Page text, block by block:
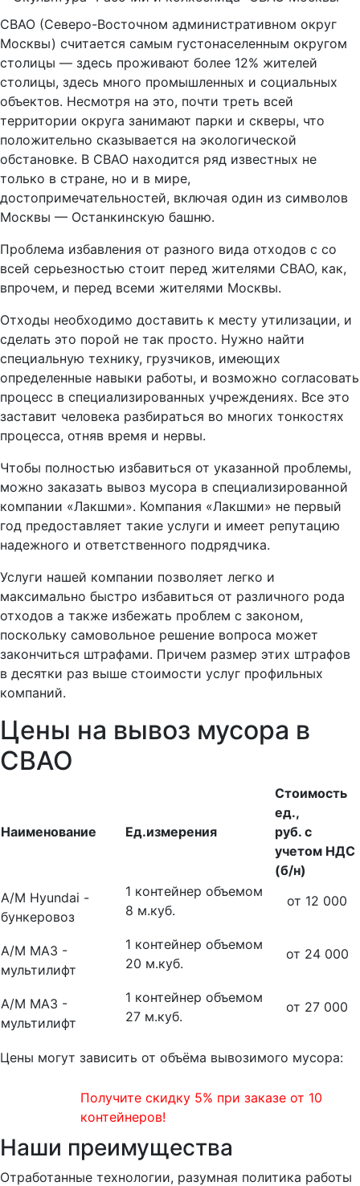
СВАО (Северо-Восточном административном округ
Москвы) считается самым густонаселенным округом
столицы — здесь проживают более 12% жителей
столицы, здесь много промышленных и социальных
объектов. Несмотря на это, почти треть всей
территории округа занимают парки и скверы, что
положительно сказывается на экологической
обстановке. В СВАО находится ряд известных не
только в стране, но и в мире,
достопримечательностей, включая один из символов
Москвы — Останкинскую башню.
Проблема избавления от разного вида отходов с со
всей серьезностью стоит перед жителями СВАО, как,
впрочем, и перед всеми жителями Москвы.
Отходы необходимо доставить к месту утилизации, и
сделать это порой не так просто. Нужно найти
специальную технику, грузчиков, имеющих
определенные навыки работы, и возможно согласовать
процесс в специализированных учреждениях. Все это
заставит человека разбираться во многих тонкостях
процесса, отняв время и нервы.
Чтобы полностью избавиться от указанной проблемы,
можно заказать вывоз мусора в специализированной
компании «Лакшми». Компания «Лакшми» не первый
год предоставляет такие услуги и имеет репутацию
надежного и ответственного подрядчика.
Услуги нашей компании позволяет легко и
максимально быстро избавиться от различного рода
отходов а также избежать проблем с законом,
поскольку самовольное решение вопроса может
закончиться штрафами. Причем размер этих штрафов
в десятки раз выше стоимости услуг профильных
компаний.
Цены на вывоз мусора в
СВАО
Наименование Ед.измерения
Стоимость
ед.,
руб. с
учетом НДС
(б/н)
А/М Hyundai -
бункеровоз
1 контейнер объемом
8 м.куб.
от 12 000
А/М МАЗ -
мультилифт
1 контейнер объемом
20 м.куб.
от 24 000
А/М МАЗ -
мультилифт
1 контейнер объемом
27 м.куб.
от 27 000
Цены могут зависить от объёма вывозимого мусора:
Получите скидку 5% при заказе от 10
контейнеров!
Наши преимущества
Отработанные технологии, разумная политика работы